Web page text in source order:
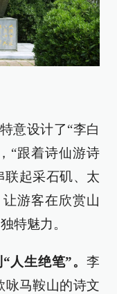
意设计了“李白
“跟着诗仙游诗
联起采石矶、太
游客在欣赏山
特魅力。
人生绝笔”。 李
咏马鞍山的诗文